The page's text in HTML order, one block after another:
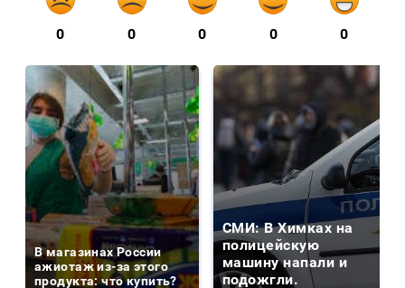
0 0 0 0 0
В магазинах России
ажиотаж из-за этого
продукта: что купить?
СМИ: В Химках на
полицейскую
машину напали и
подожгли.